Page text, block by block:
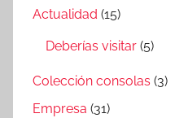
Actualidad (15)
Deberías visitar (5)
Colección consolas (3)
Empresa (31)